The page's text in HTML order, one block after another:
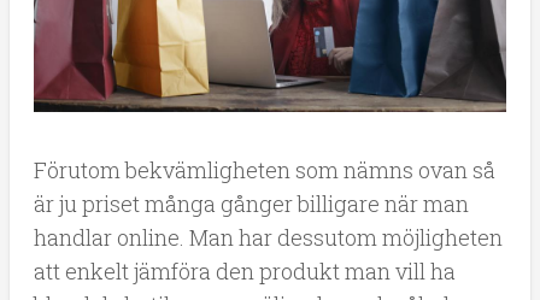
Förutom bekvämligheten som nämns ovan så
är ju priset många gånger billigare när man
handlar online. Man har dessutom möjligheten
att enkelt jämföra den produkt man vill ha